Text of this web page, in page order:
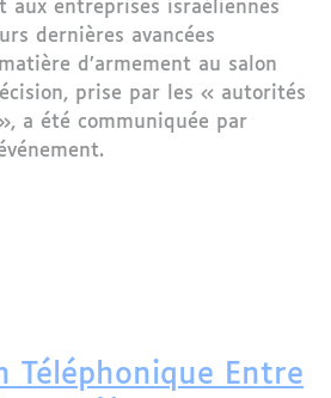
aux entreprises israéliennes
dernières avancées
d’armement au salon
prise par les « autorités
a été communiquée par
Téléphonique Entre